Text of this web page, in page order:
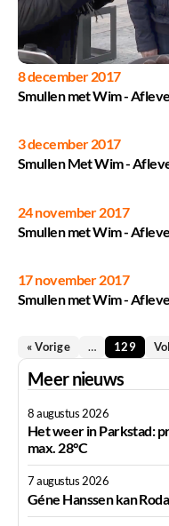
8 december 2017
Smullen met Wim -
3 december 2017
Smullen Met Wim -
24 november 2017
Smullen met Wim -
17 november 2017
Smullen met Wim -
« Vorige … 129
Meer nieuws
8 augustus 2026
Het weer in Parkstad:
max. 28°C
7 augustus 2026
Géne Hanssen kan